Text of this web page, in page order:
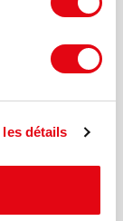
détails